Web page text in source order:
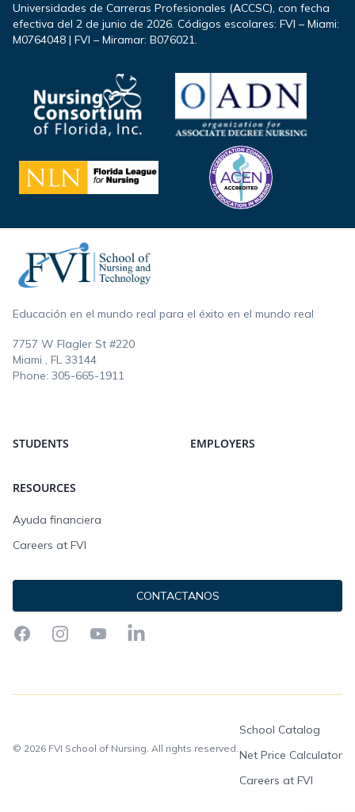
Universidades de Carreras Profesionales (ACCSC), con fecha
efectiva del 2 de junio de 2026. Códigos escolares: FVI – Miami:
M0764048 | FVI – Miramar: B076021.
Educación en el mundo real para el éxito en el mundo real
7757 W Flagler St #220
Miami , FL 33144
Phone: 305-665-1911
STUDENTS EMPLOYERS
RESOURCES
Ayuda financiera
Careers at FVI
CONTACTANOS
FacebookInstagramYouTubeLinkedIn
© 2026 FVI School of Nursing. All rights reserved.
School Catalog
Net Price Calculator
Careers at FVI